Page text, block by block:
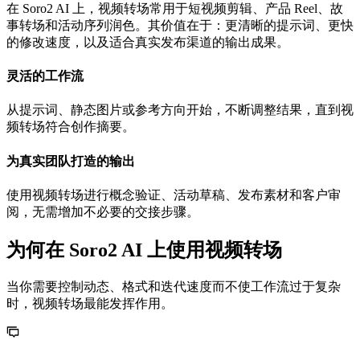
在 Soro2 AI 上，视频转场常用于短视频剪辑、产品 Reel、故
事转场和活动序列润色。其价值在于：更清晰的提示词、更快
的修改速度，以及适合真实发布渠道的输出成果。
灵活的工作流
从提示词、静态图片或参考方向开始，不断调整结果，直到视
频转场符合创作摘要。
为真实团队打造的输出
使用视频转场进行概念验证、活动草稿、发布素材和客户审
阅，无需增加不必要的交接步骤。
为何在 Soro2 AI 上使用视频转场
当你需要控制动态、格式和迭代速度而不使工作流过于复杂
时，视频转场最能发挥作用。